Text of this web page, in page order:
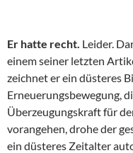
Er hatte recht. Leider.
einem seiner letzten
zeichnet er ein düsteres
Erneuerungsbewegung,
Überzeugungskraft für
vorangehen, drohe der
ein düsteres Zeitalter